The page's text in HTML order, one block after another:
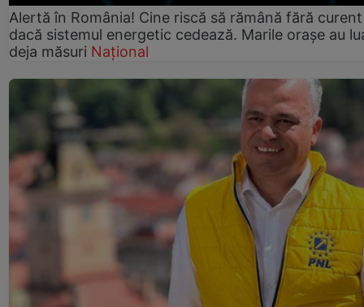
Alertă în România! Cine riscă să rămână fără curent
dacă sistemul energetic cedează. Marile orașe au
deja măsuri Național